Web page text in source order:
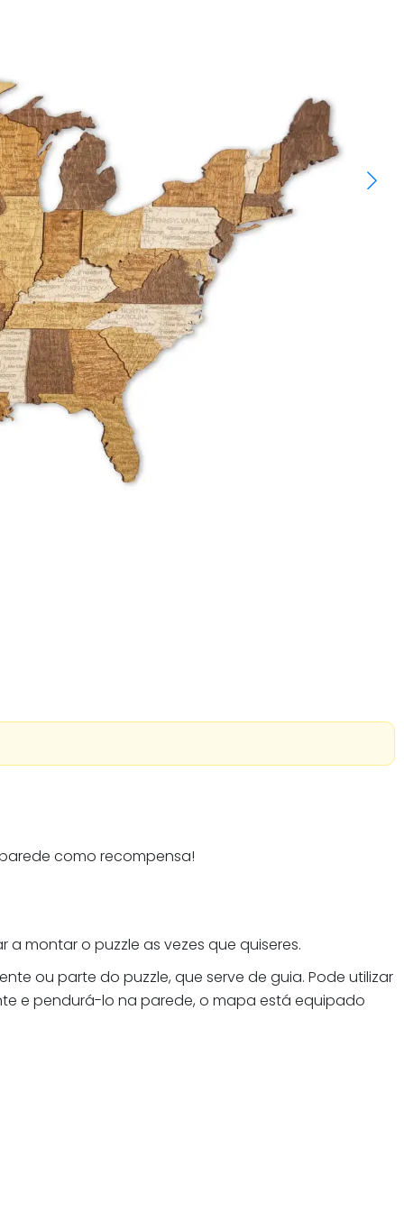
como recompensa!
montar o puzzle as vezes que quiseres.
ou parte do puzzle, que serve de guia. Pode utilizar
e pendurá-lo na parede, o mapa está equipado